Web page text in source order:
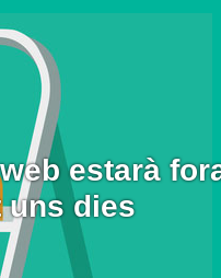
estarà
uns dies